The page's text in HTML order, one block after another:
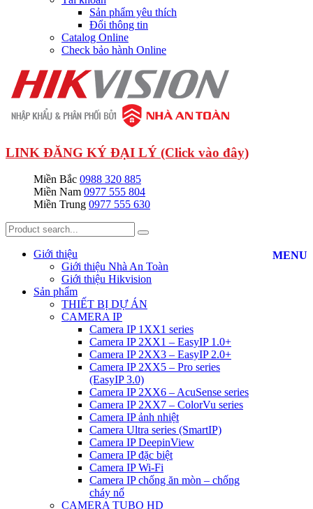
Sản phẩm yêu thích
Đổi thông tin
Catalog Online
Check bảo hành Online
LINK ĐĂNG KÝ ĐẠI LÝ (Click vào đây)
Miền Bắc 0988 320 885
Miền Nam 0977 555 804
Miền Trung 0977 555 630
MENU
Giới thiệu
Giới thiệu Nhà An Toàn
Giới thiệu Hikvision
Sản phẩm
THIẾT BỊ DỰ ÁN
CAMERA IP
Camera IP 1XX1 series
Camera IP 2XX1 – EasyIP 1.0+
Camera IP 2XX3 – EasyIP 2.0+
Camera IP 2XX5 – Pro series
(EasyIP 3.0)
Camera IP 2XX6 – AcuSense series
Camera IP 2XX7 – ColorVu series
Camera IP ảnh nhiệt
Camera Ultra series (SmartIP)
Camera IP DeepinView
Camera IP đặc biệt
Camera IP Wi-Fi
Camera IP chống ăn mòn – chống
cháy nổ
CAMERA TUBO HD